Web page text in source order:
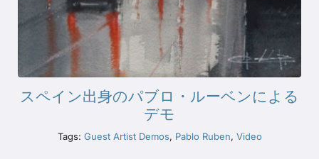
スペイン出身のパブロ・ルーベンによる
デモ
Tags: Guest Artist Demos, Pablo Ruben, Video